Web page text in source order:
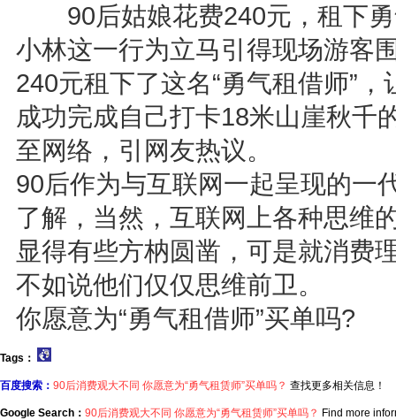
90后姑娘花费240元，租下勇
小林这一行为立马引得现场游客
240元租下了这名“勇气租借师”
成功完成自己打卡18米山崖秋千
至网络，引网友热议。
90后作为与互联网一起呈现的一
了解，当然，互联网上各种思维
显得有些方枘圆凿，可是就消费
不如说他们仅仅思维前卫。
你愿意为“勇气租借师”买单吗?
Tags：
百度搜索： 90后消费观大不同 你愿意为“勇气租赁师”买单吗？ 查找更多相关信息！
Google Search： 90后消费观大不同 你愿意为“勇气租赁师”买单吗？ Find more